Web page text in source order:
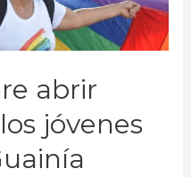
abrir
jóvenes